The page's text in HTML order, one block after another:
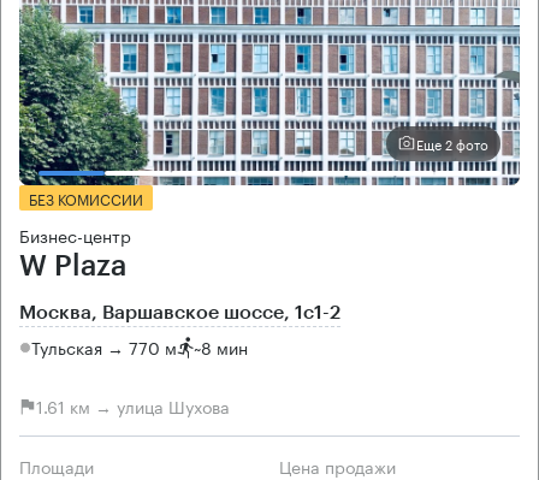
Еще 2 фото
БЕЗ КОМИССИИ
Бизнес-центр
W Plaza
Москва, Варшавское шоссе, 1с1-2
Тульская → 770 м ~8 мин
1.61 км → улица Шухова
Площади Цена продажи